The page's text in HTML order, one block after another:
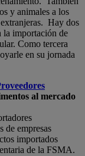
y animales a los
Hay dos
la importación de
Como tercera
en su jornada
al mercado
de empresas
importados
de la FSMA.